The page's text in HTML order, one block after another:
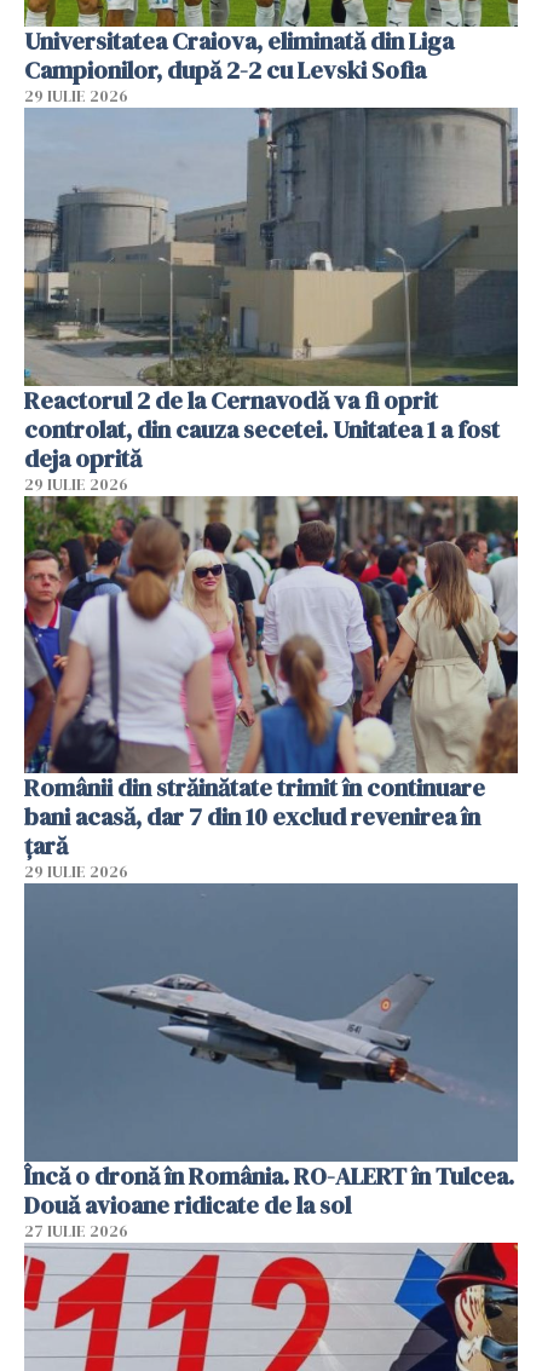
Universitatea Craiova, eliminată din Liga
Campionilor, după 2-2 cu Levski Sofia
29 IULIE 2026
Reactorul 2 de la Cernavodă va fi oprit
controlat, din cauza secetei. Unitatea 1 a fost
deja oprită
29 IULIE 2026
Românii din străinătate trimit în continuare
bani acasă, dar 7 din 10 exclud revenirea în
țară
29 IULIE 2026
Încă o dronă în România. RO-ALERT în Tulcea.
Două avioane ridicate de la sol
27 IULIE 2026